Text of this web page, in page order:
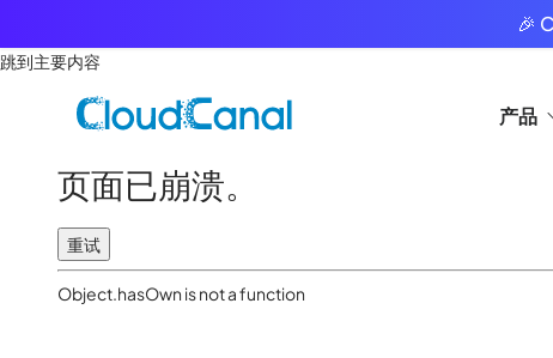
🎉
跳到主要内容
产品
页面已崩溃。
重试
Object.hasOwn is not a function